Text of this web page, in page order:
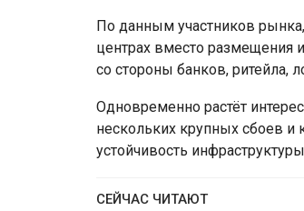
По данным участников
центрах вместо размещения
со стороны банков, ритейла,
Одновременно растёт
нескольких крупных сбоев и
устойчивость
СЕЙЧАС ЧИТАЮТ